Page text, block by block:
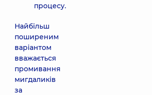
процесу.
Найбільш
поширеним
варіантом
вважається
промивання
мигдаликів
за